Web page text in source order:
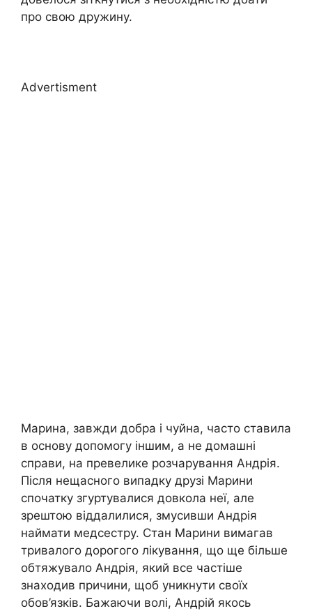
про свою дружину.
Advertisment
Марина, завжди добра і чуйна, часто ставила
в основу допомогу іншим, а не домашні
справи, на превелике розчарування Андрія.
Після нещасного випадку друзі Марини
спочатку згуртувалися довкола неї, але
зрештою віддалилися, змусивши Андрія
наймати медсестру. Стан Марини вимагав
тривалого дорогого лікування, що ще більше
обтяжувало Андрія, який все частіше
знаходив причини, щоб уникнути своїх
обов’язків. Бажаючи волі, Андрій якось